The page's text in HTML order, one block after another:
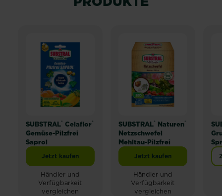
SUBSTRAL® Celaflor®
Gemüse-Pilzfrei
Saprol
Jetzt kaufenSUBSTRAL® Celaflor® Gemüse-Pilzfrei Saprol
Händler und
Verfügbarkeit
vergleichen
SUBSTRAL® Naturen®
Netzschwefel
Mehltau-Pilzfrei
Jetzt kaufen
Händler und
Verfügbarkeit
vergleichen